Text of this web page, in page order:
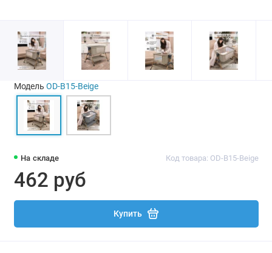
На складе Код товара: OD-B15-Beige
462 руб
Купить
Модель OD-B15-Beige